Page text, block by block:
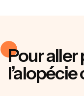
Pour aller